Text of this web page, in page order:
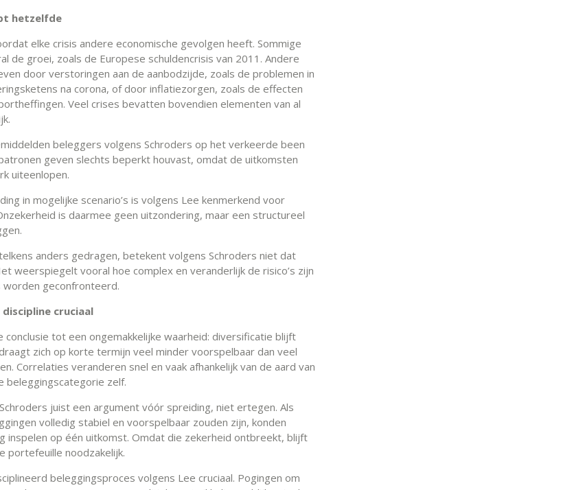
hetzelfde
elke crisis andere economische gevolgen heeft. Sommige
de groei, zoals de Europese schuldencrisis van 2011. Andere
door verstoringen aan de aanbodzijde, zoals de problemen in
na corona, of door inflatiezorgen, zoals de effecten
Veel crises bevatten bovendien elementen van al
beleggers volgens Schroders op het verkeerde been
geven slechts beperkt houvast, omdat de uitkomsten
uiteenlopen.
in mogelijke scenario’s is volgens Lee kenmerkend voor
is daarmee geen uitzondering, maar een structureel
anders gedragen, betekent volgens Schroders niet dat
weerspiegelt vooral hoe complex en veranderlijk de risico’s zijn
geconfronteerd.
cruciaal
conclusie tot een ongemakkelijke waarheid: diversificatie blijft
zich op korte termijn veel minder voorspelbaar dan veel
Correlaties veranderen snel en vaak afhankelijk van de aard van
beleggingscategorie zelf.
juist een argument vóór spreiding, niet ertegen. Als
volledig stabiel en voorspelbaar zouden zijn, konden
inspelen op één uitkomst. Omdat die zekerheid ontbreekt, blijft
portefeuille noodzakelijk.
beleggingsproces volgens Lee cruciaal. Pogingen om